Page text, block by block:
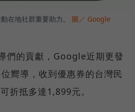
在地社群重要助力。 圖／ Google
們的貢獻，Google近期更發
嚮導，收到優惠券的台灣民
折抵多達1,899元。